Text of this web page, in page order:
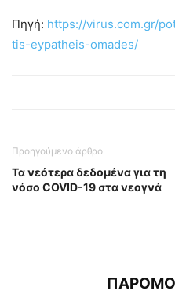
Πηγή: https://virus.com.gr/
tis-eypatheis-omades/
Προηγούμενο άρθρο
Τα νεότερα δεδομένα για τη
νόσο COVID-19 στα νεογνά